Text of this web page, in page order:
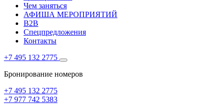
Чем заняться
АФИША МЕРОПРИЯТИЙ
B2B
Спецпредложения
Контакты
+7 495 132 2775
Бронирование номеров
+7 495 132 2775
+7 977 742 5383